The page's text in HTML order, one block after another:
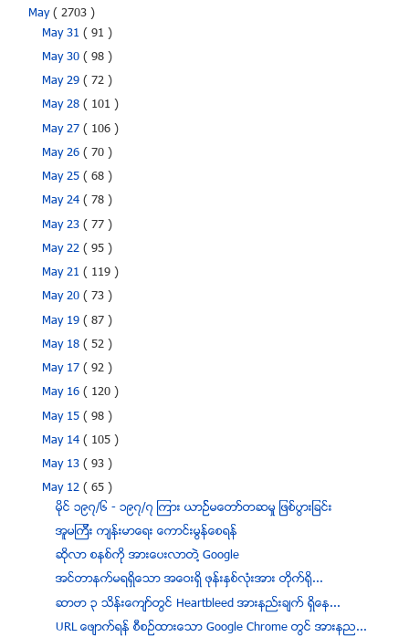
May( 2703 )
May 31( 91 )
May 30( 98 )
May 29( 72 )
May 28( 101 )
May 27( 106 )
May 26( 70 )
May 25( 68 )
May 24( 78 )
May 23( 77 )
May 22( 95 )
May 21( 119 )
May 20( 73 )
May 19( 87 )
May 18( 52 )
May 17( 92 )
May 16( 120 )
May 15( 98 )
May 14( 105 )
May 13( 93 )
May 12( 65 )
မိုင္ ၁၉၇/၆ - ၁၉၇/၇ ၾကား ယာဥ္္မေတာ္တဆမႈ ျဖစ္ပြားျခင္း
အူမၾကီး က်န္းမာေရး ေကာင္းမြန္ေစရန္
ဆိုလာ စနစ္ကို အားေပးလာတဲ႔ Google
အင္တာနက္မရရွိေသာ အေဝးရွိ ဖုန္းႏွစ္လံုးအား တိုက္႐ို...
ဆာဗာ ၃ သိန္းေက်ာ္တြင္ Heartbleed အားနည္းခ်က္ ရွိေန...
URL ေဖ်ာက္ရန္ စီစဥ္ထားေသာ Google Chrome တြင္ အားနည...